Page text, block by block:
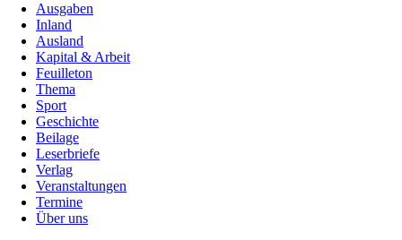
Ausgaben
Inland
Ausland
Kapital & Arbeit
Feuilleton
Thema
Sport
Geschichte
Beilage
Leserbriefe
Verlag
Veranstaltungen
Termine
Über uns